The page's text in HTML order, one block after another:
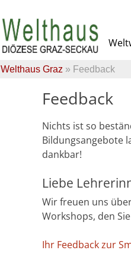
Welthaus Graz » Feedback
Feedback
Nichts ist so
Bildungsangebote
dankbar!
Liebe
Wir freuen uns
Workshops, den
Ihr Feedback zur